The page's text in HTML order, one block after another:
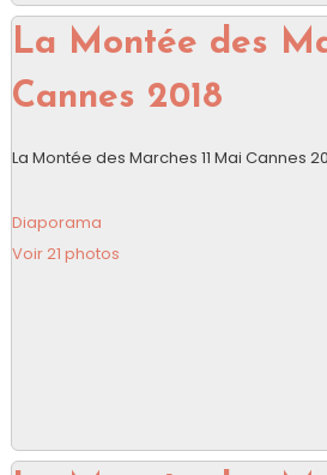
La Montée des
Cannes 2018
La Montée des Marches 11 Mai Cannes
Diaporama
Voir 21 photos